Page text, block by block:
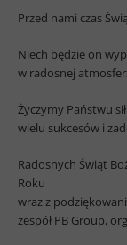
Przed nami czas
Niech będzie on
w radosnej
Życzymy Państwu
wielu sukcesów i
Radosnych Świąt
Roku
wraz z
zespół PB Group,